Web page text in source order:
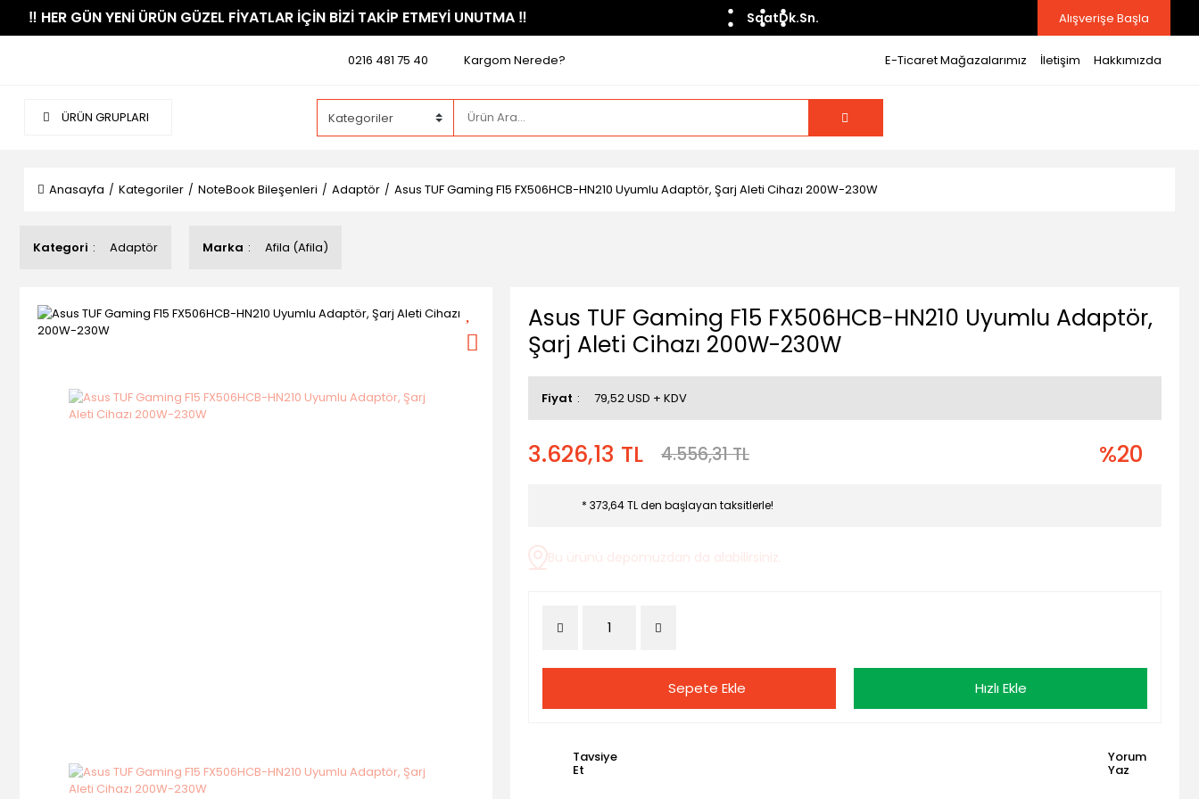
​‼️​ HER GÜN YENİ ÜRÜN GÜZEL FİYATLAR İÇİN BİZİ TAKİP ETMEYİ UNUTMA ​‼️​ SaatDk.Sn. Alışverişe Başla
0216 481 75 40 Kargom Nerede? E-Ticaret Mağazalarımız İletişim Hakkımızda
ÜRÜN GRUPLARI
Anasayfa Kategoriler NoteBook Bileşenleri Adaptör Asus TUF Gaming F15 FX506HCB-HN210 Uyumlu Adaptör, Şarj Aleti Cihazı 200W-230W
Kategori Adaptör Marka Afila (Afila)
Asus TUF Gaming F15 FX506HCB-HN210 Uyumlu Adaptör,
Şarj Aleti Cihazı 200W-230W
Fiyat 79,52 USD + KDV
3.626,13 TL 4.556,31 TL %20
* 373,64 TL den başlayan taksitlerle!
Bu ürünü depomuzdan da alabilirsiniz.
Sepete Ekle Hızlı Ekle
Tavsiye
Et
Yorum
Yaz